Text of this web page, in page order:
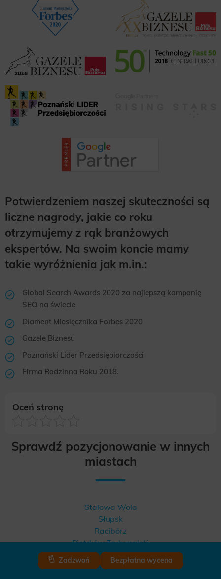
Potwierdzeniem naszej skuteczności są
liczne nagrody, jakie co roku
otrzymujemy z rąk branżowych
ekspertów. Na swoim koncie mamy
takie wyróżnienia jak m.in.:
Global Search Awards 2020 za najlepszą kampanię
SEO na świecie
Diament Miesięcznika Forbes 2020
Gazele Biznesu
Poznański Lider Przedsiębiorczości
Firma Rodzinna Roku 2018.
Oceń stronę
Sprawdź pozycjonowanie w innych
miastach
Stalowa Wola
Słupsk
Racibórz
Piotrków Trybunalski
Zadzwoń Bezpłatna wycena